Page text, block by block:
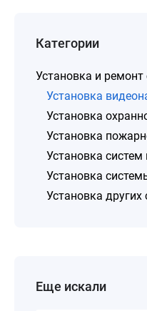
Категории
Установка и ремонт
Установка
Установка
Установка
Установка систем
Установка
Установка других
Еще искали